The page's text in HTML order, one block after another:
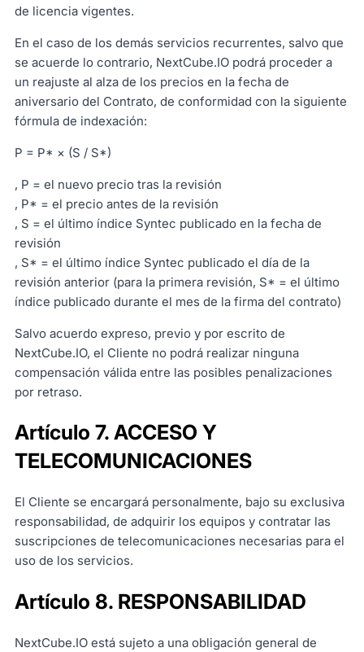
de licencia vigentes.
En el caso de los demás servicios recurrentes, salvo que
se acuerde lo contrario, NextCube.IO podrá proceder a
un reajuste al alza de los precios en la fecha de
aniversario del Contrato, de conformidad con la siguiente
fórmula de indexación:
P = P* × (S / S*)
, P = el nuevo precio tras la revisión
, P* = el precio antes de la revisión
, S = el último índice Syntec publicado en la fecha de
revisión
, S* = el último índice Syntec publicado el día de la
revisión anterior (para la primera revisión, S* = el último
índice publicado durante el mes de la firma del contrato)
Salvo acuerdo expreso, previo y por escrito de
NextCube.IO, el Cliente no podrá realizar ninguna
compensación válida entre las posibles penalizaciones
por retraso.
Artículo 7. ACCESO Y
TELECOMUNICACIONES
El Cliente se encargará personalmente, bajo su exclusiva
responsabilidad, de adquirir los equipos y contratar las
suscripciones de telecomunicaciones necesarias para el
uso de los servicios.
Artículo 8. RESPONSABILIDAD
NextCube.IO está sujeto a una obligación general de